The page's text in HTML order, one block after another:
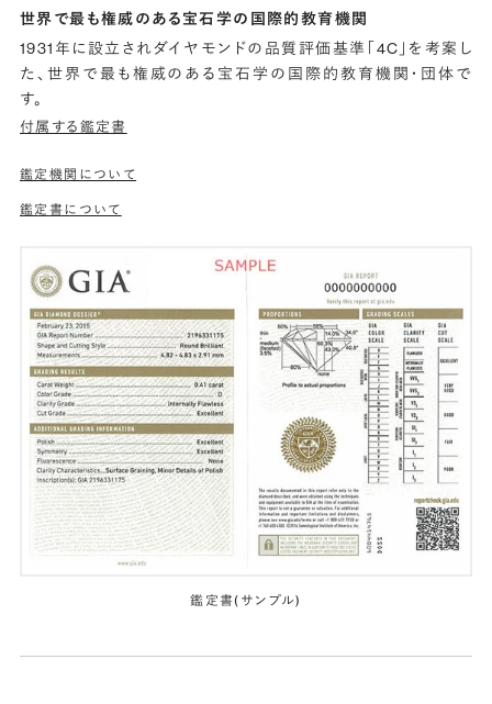
世界で最も権威のある宝石学の国際的教育機関
1931年に設立されダイヤモンドの品質評価基準「4C」を考案し
た、世界で最も権威のある宝石学の国際的教育機関・団体で
す。
付属する鑑定書
鑑定機関について
鑑定書について
鑑定書(サンプル)